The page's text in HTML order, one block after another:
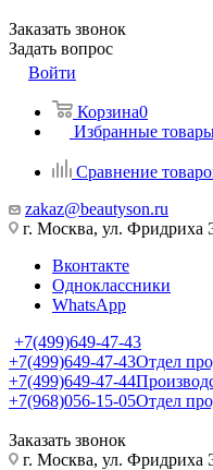
Заказать звонок
Задать вопрос
Войти
Корзина0
Избранные
Сравнение
zakaz@beautyson.ru
г. Москва, ул. Фридриха
Вконтакте
Одноклассники
WhatsApp
+7(499)649-47-43
+7(499)649-47-43Отдел
+7(499)649-47-44
+7(968)056-15-05Отдел
Заказать звонок
г. Москва, ул. Фридриха